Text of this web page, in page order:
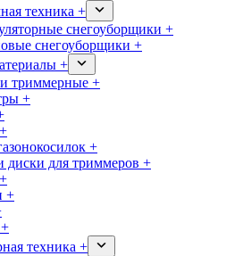
техника +
снегоуборщики +
снегоуборщики +
+
триммерные +
+
+
для триммеров +
+
техника +